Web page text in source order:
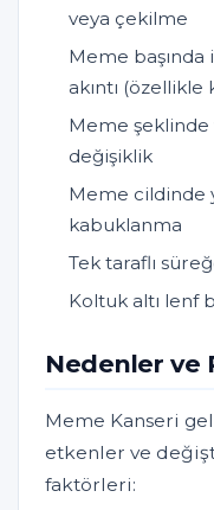
veya çekilme
Meme başında
akıntı (özellikle
Meme
değişiklik
Meme cildinde
kabuklanma
Tek taraflı
Koltuk altı lenf
Nedenler ve
Meme Kanseri
etkenler ve
faktörleri: